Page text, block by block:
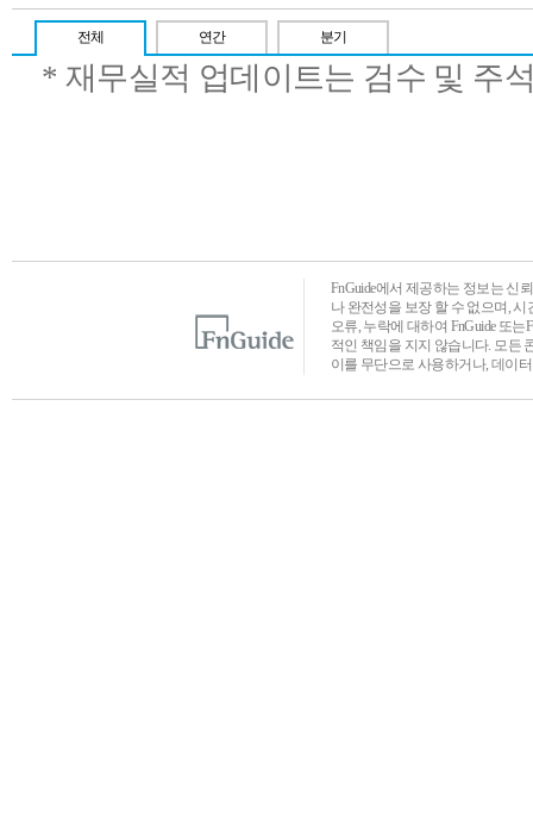
전체 연간 분기
* 재무실적 업데이트는 검수 및 주
FnGuide에서 제공하는 정보는 신
나 완전성을 보장 할 수 없으며,
오류, 누락에 대하여 FnGuide 또
적인 책임을 지지 않습니다. 모든
이를 무단으로 사용하거나, 데이